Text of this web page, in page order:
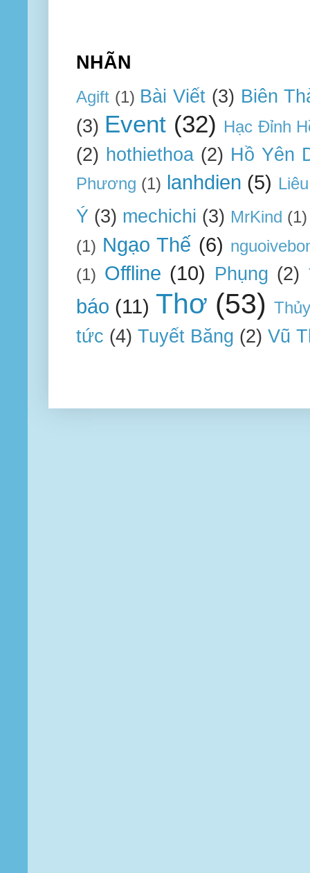
NHÃN
Agift (1) Bài Viết (3) Biên
(3) Event (32) Hạc Đỉnh
(2) hothiethoa (2) Hồ Yên
Phương (1) lanhdien (5)
Ý (3) mechichi (3) MrKind (1)
(1) Ngạo Thế (6)
(1) Offline (10) Phụng (2)
báo (11) Thơ (53)
tức (4) Tuyết Băng (2) Vũ